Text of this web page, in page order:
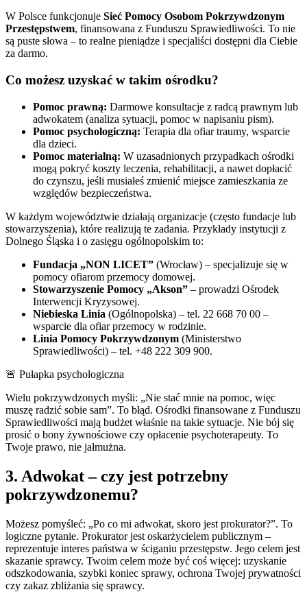
W Polsce funkcjonuje Sieć Pomocy Osobom Pokrzywdzonym
Przestępstwem, finansowana z Funduszu Sprawiedliwości. To nie
są puste słowa – to realne pieniądze i specjaliści dostępni dla Ciebie
za darmo.
Co możesz uzyskać w takim ośrodku?
Pomoc prawną: Darmowe konsultacje z radcą prawnym lub
adwokatem (analiza sytuacji, pomoc w napisaniu pism).
Pomoc psychologiczną: Terapia dla ofiar traumy, wsparcie
dla dzieci.
Pomoc materialną: W uzasadnionych przypadkach ośrodki
mogą pokryć koszty leczenia, rehabilitacji, a nawet dopłacić
do czynszu, jeśli musiałeś zmienić miejsce zamieszkania ze
względów bezpieczeństwa.
W każdym województwie działają organizacje (często fundacje lub
stowarzyszenia), które realizują te zadania. Przykłady instytucji z
Dolnego Śląska i o zasięgu ogólnopolskim to:
Fundacja „NON LICET” (Wrocław) – specjalizuje się w
pomocy ofiarom przemocy domowej.
Stowarzyszenie Pomocy „Akson” – prowadzi Ośrodek
Interwencji Kryzysowej.
Niebieska Linia (Ogólnopolska) – tel. 22 668 70 00 –
wsparcie dla ofiar przemocy w rodzinie.
Linia Pomocy Pokrzywdzonym (Ministerstwo
Sprawiedliwości) – tel. +48 222 309 900.
🚨 Pułapka psychologiczna
Wielu pokrzywdzonych myśli: „Nie stać mnie na pomoc, więc
muszę radzić sobie sam”. To błąd. Ośrodki finansowane z Funduszu
Sprawiedliwości mają budżet właśnie na takie sytuacje. Nie bój się
prosić o bony żywnościowe czy opłacenie psychoterapeuty. To
Twoje prawo, nie jałmużna.
3. Adwokat – czy jest potrzebny
pokrzywdzonemu?
Możesz pomyśleć: „Po co mi adwokat, skoro jest prokurator?”. To
logiczne pytanie. Prokurator jest oskarżycielem publicznym –
reprezentuje interes państwa w ściganiu przestępstw. Jego celem jest
skazanie sprawcy. Twoim celem może być coś więcej: uzyskanie
odszkodowania, szybki koniec sprawy, ochrona Twojej prywatności
czy zakaz zbliżania się sprawcy.